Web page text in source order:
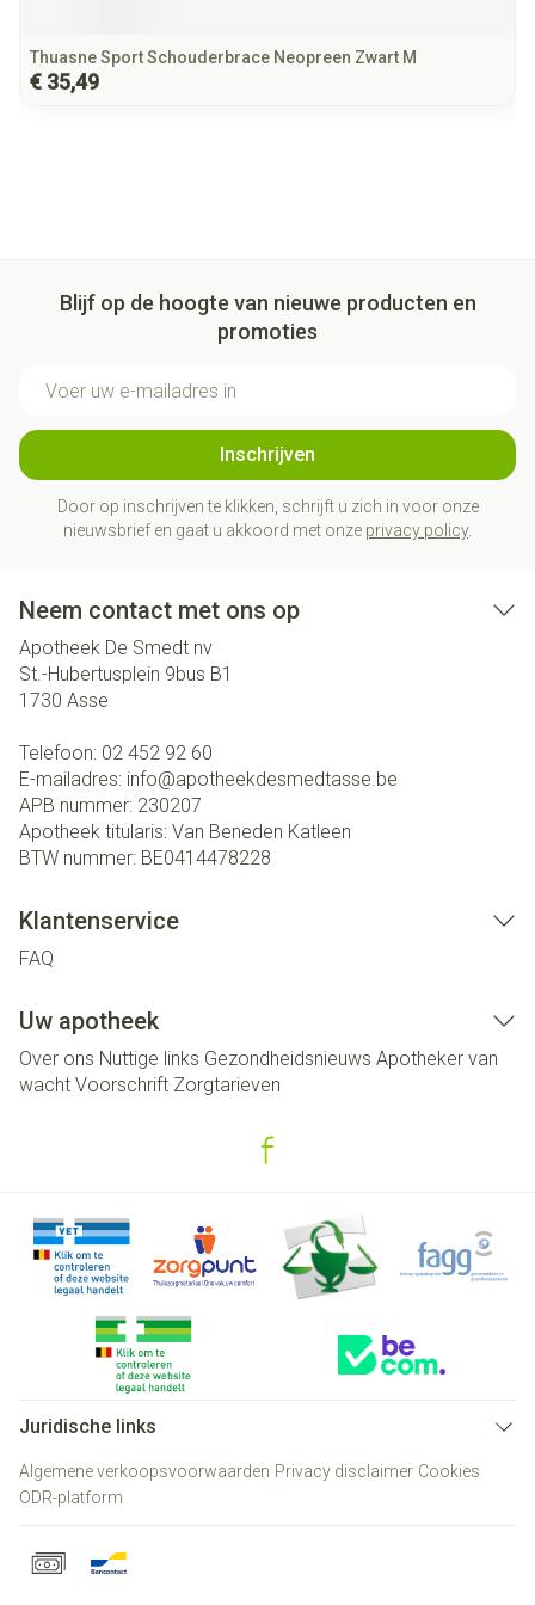
Thuasne Sport Schouderbrace Neopreen Zwart M
€ 35,49
Blijf op de hoogte van nieuwe producten en
promoties
Inschrijven
Door op inschrijven te klikken, schrijft u zich in voor onze
nieuwsbrief en gaat u akkoord met onze privacy policy.
Neem contact met ons op
Apotheek De Smedt nv
St.-Hubertusplein 9bus B1
1730 Asse
Telefoon: 02 452 92 60
E-mailadres: info@apotheekdesmedtasse.be
APB nummer: 230207
Apotheek titularis: Van Beneden Katleen
BTW nummer: BE0414478228
Klantenservice
FAQ
Uw apotheek
Over ons Nuttige links Gezondheidsnieuws Apotheker van
wacht Voorschrift Zorgtarieven
Juridische links
Algemene verkoopsvoorwaarden Privacy disclaimer Cookies
ODR-platform